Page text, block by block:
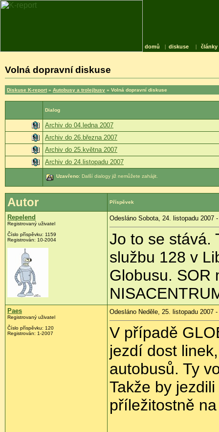
domů | diskuse | články
Volná dopravní diskuse
Diskuse K-report » Autobusy a trolejbusy » Volná dopravní diskuse
Dialog
Archiv do 04.ledna 2007
Archiv do 26.března 2007
Archiv do 25.května 2007
Archiv do 24.listopadu 2007
Uzavřeno: Další dialogy již nemůžete zahájit.
Autor Příspěvek
Repelend
Registrovaný uživatel
Číslo příspěvku: 1159
Registrován: 10-2004
Odesláno Sobota, 24. listopadu 2007
Jo to se stává.
službu 128 v
Globusu. SOR
Paes
Registrovaný uživatel
Číslo příspěvku: 120
Registrován: 1-2007
Odesláno Neděle, 25. listopadu 2007 -
V případě
jezdí dost
autobusů. Ty
Takže by
příležitostně